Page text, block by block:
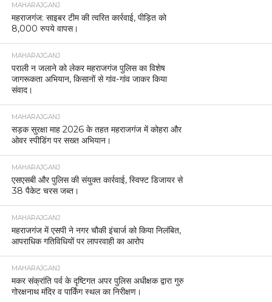
MAHARAJGANJ
महराजगंज: साइबर टीम की त्वरित कार्रवाई, पीड़ित को
8,000 रुपये वापस।
MAHARAJGANJ
पराली न जलाने को लेकर महराजगंज पुलिस का विशेष
जागरूकता अभियान, किसानों से गांव-गांव जाकर किया
संवाद।
MAHARAJGANJ
सड़क सुरक्षा माह 2026 के तहत महराजगंज में कोहरा और
ओवर स्पीडिंग पर सख्त अभियान।
MAHARAJGANJ
एसएसबी और पुलिस की संयुक्त कार्रवाई, स्विफ्ट डिजायर से
38 पैकेट चरस जब्त।
MAHARAJGANJ
महराजगंज में एसपी ने नगर चौकी इंचार्ज को किया निलंबित,
आपराधिक गतिविधियों पर लापरवाही का आरोप
MAHARAJGANJ
मकर संक्रांति पर्व के दृष्टिगत अपर पुलिस अधीक्षक द्वारा गुरु
गोरक्षनाथ मंदिर व पार्किंग स्थल का निरीक्षण।